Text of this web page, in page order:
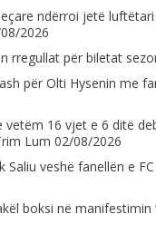
ndërroi jetë luftëtari
2026
rregullat për biletat
për Olti Hysenin me
vetëm 16 vjet e 6 ditë
Lum 02/08/2026
Saliu veshë fanellën e
boksi në manifestimin